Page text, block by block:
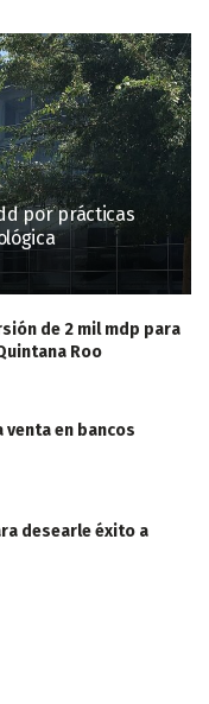
por prácticas
de 2 mil mdp para
Roo
venta en bancos
desearle éxito a